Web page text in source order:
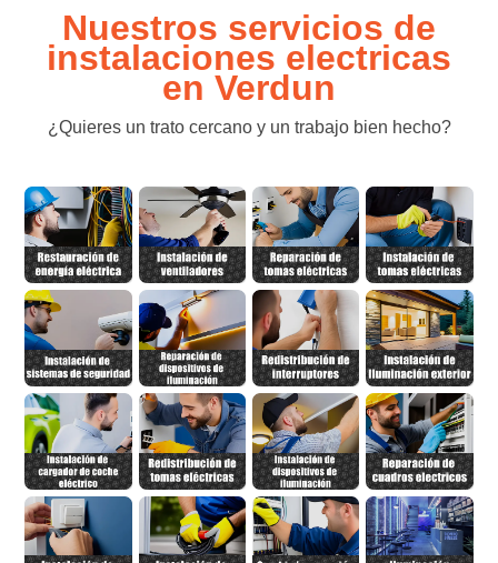
Nuestros servicios de
instalaciones electricas
en Verdun
¿Quieres un trato cercano y un trabajo bien hecho?